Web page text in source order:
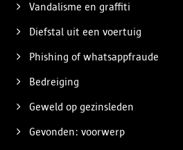
Vandalisme en graffiti
Diefstal uit een voertuig
Phishing of whatsappfraude
Bedreiging
Geweld op gezinsleden
Gevonden: voorwerp